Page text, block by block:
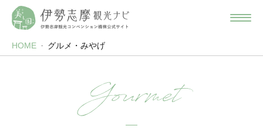
HOME グルメ・みやげ
Gourmet